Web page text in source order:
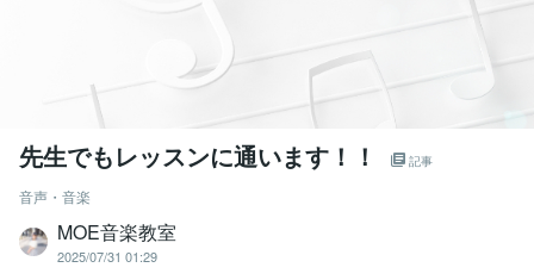
先生でもレッスンに通います！！ 記事
音声・音楽
MOE音楽教室
2025/07/31 01:29